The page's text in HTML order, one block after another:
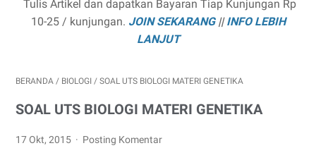
Tulis Artikel dan dapatkan Bayaran Tiap Kunjungan Rp
10-25 / kunjungan. JOIN SEKARANG||INFO LEBIH
LANJUT
BERANDA / BIOLOGI / SOAL UTS BIOLOGI MATERI GENETIKA
SOAL UTS BIOLOGI MATERI GENETIKA
17 Okt, 2015 Posting Komentar